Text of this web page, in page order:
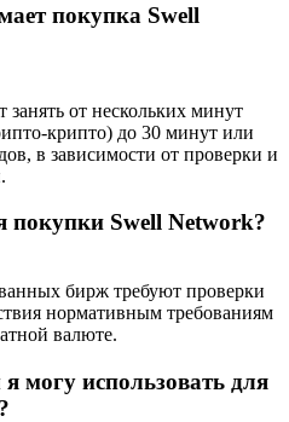
покупка Swell
от нескольких минут
крипто) до 30 минут или
в зависимости от проверки и
Swell Network?
бирж требуют проверки
нормативным требованиям
валюте.
могу использовать для